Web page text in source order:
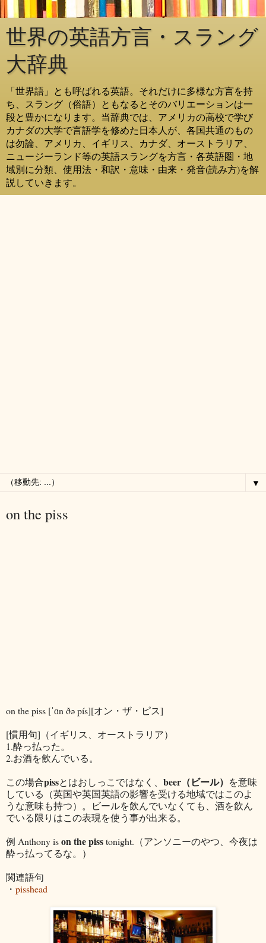
世界の英語方言・スラング
大辞典
「世界語」とも呼ばれる英語。それだけに多様な方言を持
ち、スラング（俗語）ともなるとそのバリエーションは一
段と豊かになります。当辞典では、アメリカの高校で学び
カナダの大学で言語学を修めた日本人が、各国共通のもの
は勿論、アメリカ、イギリス、カナダ、オーストラリア、
ニュージーランド等の英語スラングを方言・各英語圏・地
域別に分類、使用法・和訳・意味・由来・発音(読み方)を解
説していきます。
▼
on the piss
on the piss [ˈɑn ðə pís][オン・ザ・ピス]
[慣用句]（イギリス、オーストラリア）
1.酔っ払った。
2.お酒を飲んでいる。
この場合pissとはおしっこではなく、 beer（ビール） を意味
している（英国や英国英語の影響を受ける地域ではこのよ
うな意味も持つ）。ビールを飲んでいなくても、酒を飲ん
でいる限りはこの表現を使う事が出来る。
例 Anthony ison the pisstonight.（アンソニーのやつ、今夜は
酔っ払ってるな。）
関連語句
・ pisshead